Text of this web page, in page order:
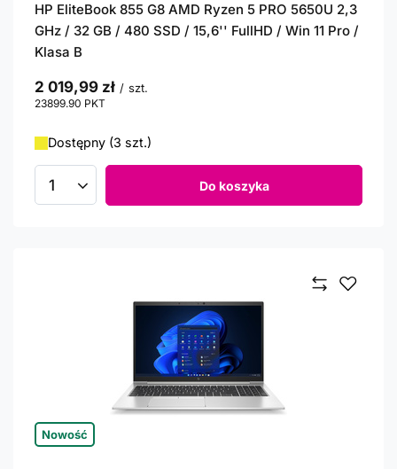
HP EliteBook 855 G8 AMD Ryzen 5 PRO 5650U 2,3
GHz / 32 GB / 480 SSD / 15,6'' FullHD / Win 11 Pro /
Klasa B
2 019,99 zł / szt.
23899.90 PKT
Dostępny (3 szt.)
Ilość produktów Do koszyka
Nowość